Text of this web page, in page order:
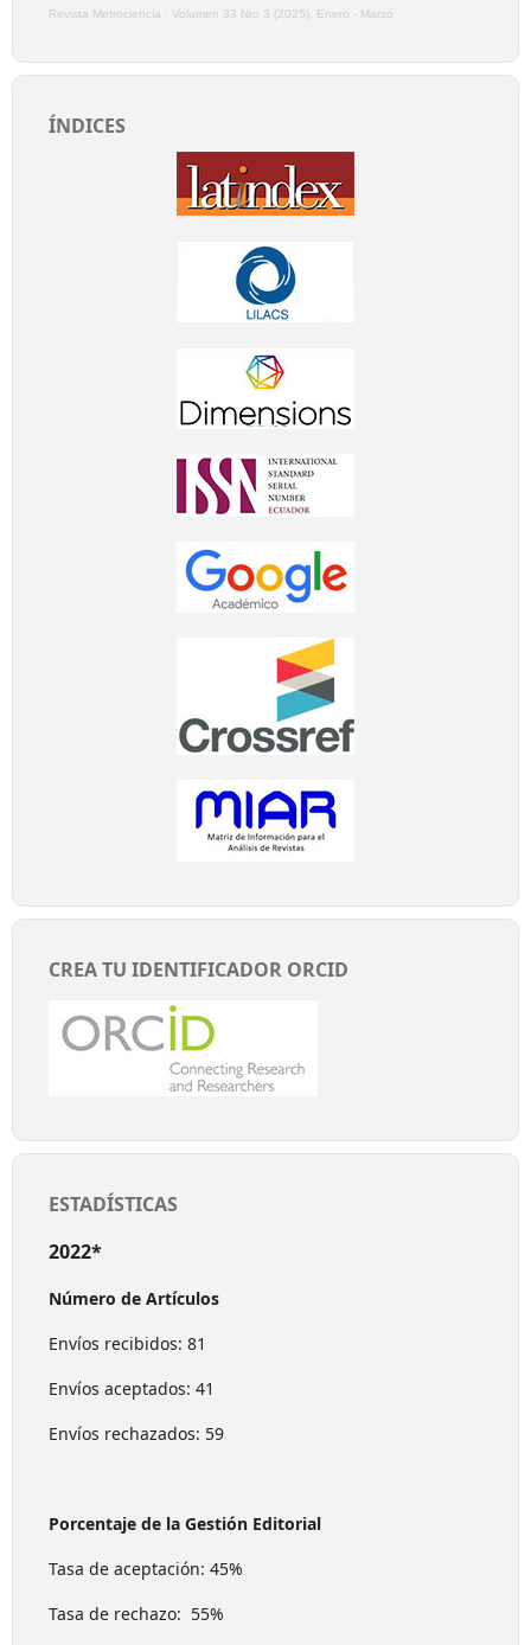
Revista Metrociencia · Volumen 33 Nro 3 (2025), Enero - Marzo
ÍNDICES
CREA TU IDENTIFICADOR ORCID
ESTADÍSTICAS
2022*
Número de Artículos
Envíos recibidos: 81
Envíos aceptados: 41
Envíos rechazados: 59
Porcentaje de la Gestión Editorial
Tasa de aceptación: 45%
Tasa de rechazo: 55%